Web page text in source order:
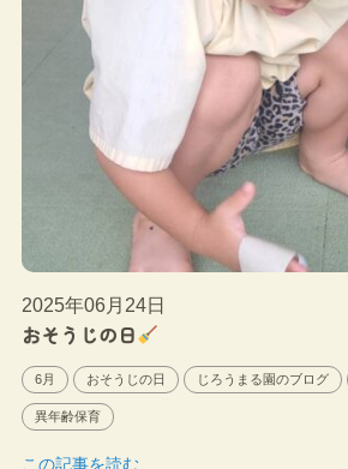
2025年06月24日
おそうじの日
6月 おそうじの日 じろうまる園のブログ
異年齢保育
この記事を読む